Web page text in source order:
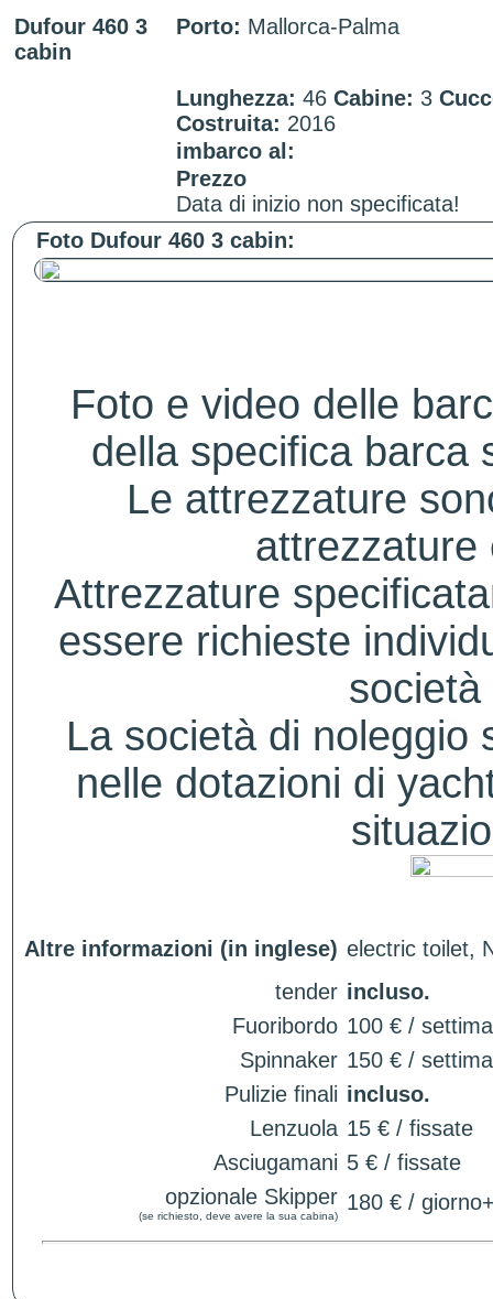
Dufour 460 3
cabin
Porto: Mallorca-Palma
Lunghezza: 46 Cabine: 3
Costruita: 2016
imbarco al:
Prezzo
Data di inizio non specificata!
Foto Dufour 460 3 cabin:
Foto e video delle
della specifica barca
Le attrezzature
attrezzature
Attrezzature
essere richieste
La società di noleggio
nelle dotazioni di
Altre informazioni (in inglese) electric toilet,
tender incluso.
Fuoribordo 100 € /
Spinnaker 150 € /
Pulizie finali incluso.
Lenzuola 15 € / fissate
Asciugamani 5 € / fissate
opzionale Skipper
(se richiesto, deve avere la sua cabina)
180 € /